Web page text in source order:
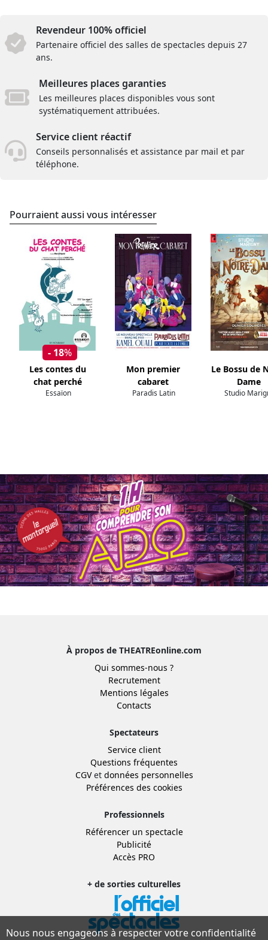
Revendeur 100% officiel
Partenaire officiel des salles de spectacles depuis 27
ans.
Meilleures places garanties
Les meilleures places disponibles vous sont
systématiquement attribuées.
Service client réactif
Conseils personnalisés et assistance par mail et par
téléphone.
Pourraient aussi vous intéresser
- 18%
Les contes du
chat perché
Essaïon
Mon premier
cabaret
Paradis Latin
Le Bossu de
Dame
Studio
À propos de THEATREonline.com
Qui sommes-nous ?
Recrutement
Mentions légales
Contacts
Spectateurs
Service client
Questions fréquentes
CGVet données personnelles
Préférences des cookies
Professionnels
Référencer un spectacle
Publicité
Accès PRO
+ de sorties culturelles
Nous nous engageons à respecter votre confidentialité